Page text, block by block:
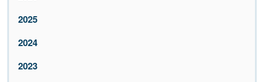
2025
2024
2023